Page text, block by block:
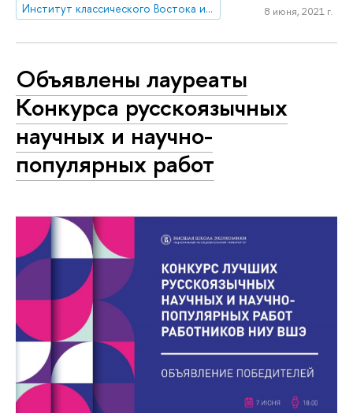
Институт классического Востока и античности
8 июня, 2021 г.
Объявлены лауреаты
Конкурса русскоязычных
научных и научно-
популярных работ